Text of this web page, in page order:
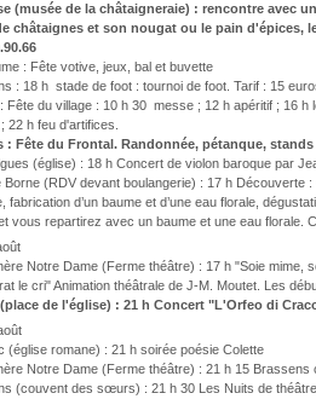
(musée de la châtaigneraie) : rencontre avec
châtaignes et son nougat ou le pain d'épices,
: Fête votive, jeux, bal et buvette
: 18 h stade de foot : tournoi de foot. Tarif : 15
Fête du village : 10 h 30 messe ; 12 h apéritif ; 16
22 h feu d'artifices.
: Fête du Frontal. Randonnée, pétanque,
(église) : 18 h Concert de violon baroque par
Borne (RDV devant boulangerie) : 17 h Découverte
fabrication d’un baume et d’une eau florale,
vous repartirez avec un baume et une eau florale.
Notre Dame (Ferme théâtre) : 17 h "Soie mime,
le cri" Animation théâtrale de J-M. Moutet. Les
de l'église) : 21 h Concert "L'Orfeo di
(église romane) : 21 h soirée poésie Colette
Notre Dame (Ferme théâtre) : 21 h 15
(couvent des sœurs) : 21 h 30 Les Nuits de